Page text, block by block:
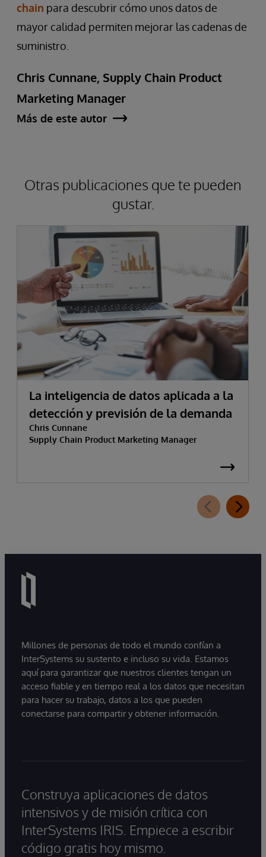
chain para descubrir cómo unos datos de
mayor calidad permiten mejorar las cadenas de
suministro.
Chris Cunnane, Supply Chain Product
Marketing Manager
Más de este autor
Otras publicaciones que te pueden
gustar.
La inteligencia de datos aplicada a la
detección y previsión de la demanda
Chris Cunnane
Supply Chain Product Marketing Manager
Millones de personas de todo el mundo confían a
InterSystems su sustento e incluso su vida. Estamos
aquí para garantizar que nuestros clientes tengan un
acceso fiable y en tiempo real a los datos que necesitan
para hacer su trabajo, datos a los que pueden
conectarse para compartir y obtener información.
Construya aplicaciones de datos
intensivos y de misión crítica con
InterSystems IRIS. Empiece a escribir
código gratis hoy mismo.